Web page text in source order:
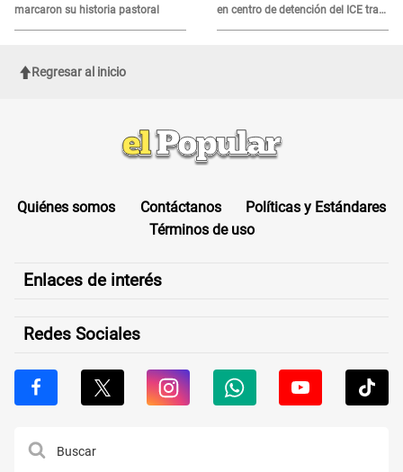
marcaron su historia pastoral
en centro de detención del ICE tras
sufrir una "emergencia médica"
Regresar al inicio
Quiénes somos Contáctanos
Políticas y Estándares
Términos de uso
Enlaces de interés
Redes Sociales